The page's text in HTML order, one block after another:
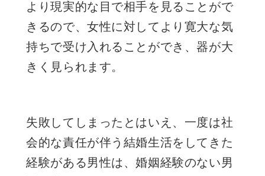
より現実的な目で相手を見ることがで
きるので、女性に対してより寛大な気
持ちで受け入れることができ、器が大
きく見られます。
失敗してしまったとはいえ、一度は社
会的な責任が伴う結婚生活をしてきた
経験がある男性は、婚姻経験のない男